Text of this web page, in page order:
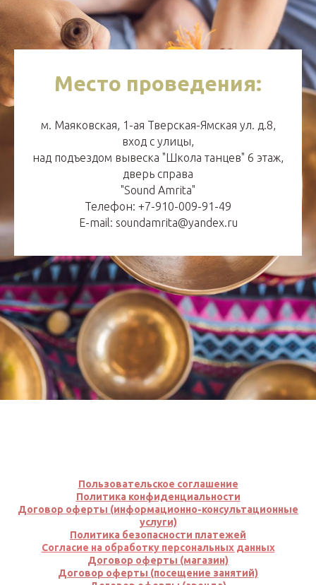
Место проведения:
м. Маяковская, 1-ая Тверская-Ямская ул. д.8,
вход с улицы,
над подъездом вывеска "Школа танцев" 6 этаж,
дверь справа
"Sound Amrita"
Телефон: +7-910-009-91-49
E-mail: soundamrita@yandex.ru
Пользовательское соглашение
Политика конфиденциальности
Договор оферты (информационно-консультационные
услуги)
Политика безопасности платежей
Согласие на обработку персональных данных
Договор оферты (магазин)
Договор оферты (посещение занятий)